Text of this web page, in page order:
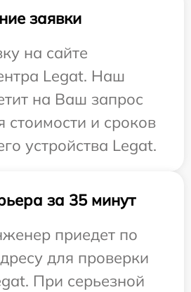
заявки
на сайте
Legat. Наш
на Ваш запрос
стоимости и сроков
устройства Legat.
за 35 минут
приедет по
для проверки
При серьезной